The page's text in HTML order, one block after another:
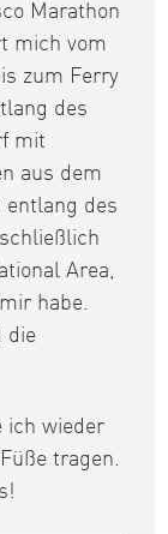
Marathon
mich vom
zum Ferry
des
mit
aus dem
entlang des
Area,
habe.
die
ich wieder
tragen.